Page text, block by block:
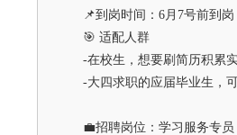
📌到岗时间：6月7号前到
🎯 适配人群
-在校生，想要刷简历积累
-大四求职的应届毕业生，
💼招聘岗位：学习服务专员